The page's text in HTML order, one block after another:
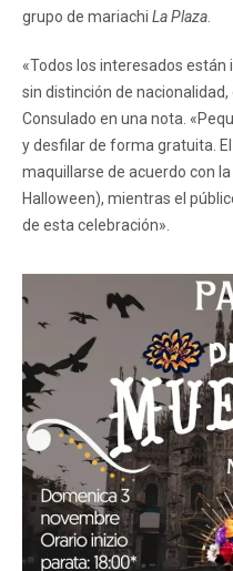
grupo de mariachi La Plaza
«Todos los interesados
sin distinción de nacionalidad,
Consulado en una nota.
y desfilar de forma gratuita.
maquillarse de acuerdo con
Halloween), mientras el
de esta celebración».